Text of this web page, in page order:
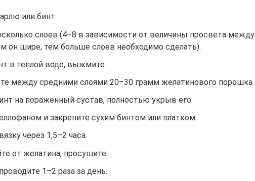
или бинт.
слоев (4–8 в зависимости от величины просвета между
он шире, тем больше слоев необходимо сделать).
в теплой воде, выжмите.
между средними слоями 20–30 грамм желатинового порошка.
на пораженный сустав, полностью укрыв его.
и закрепите сухим бинтом или платком.
через 1,5–2 часа.
от желатина, просушите.
1–2 раза за день.